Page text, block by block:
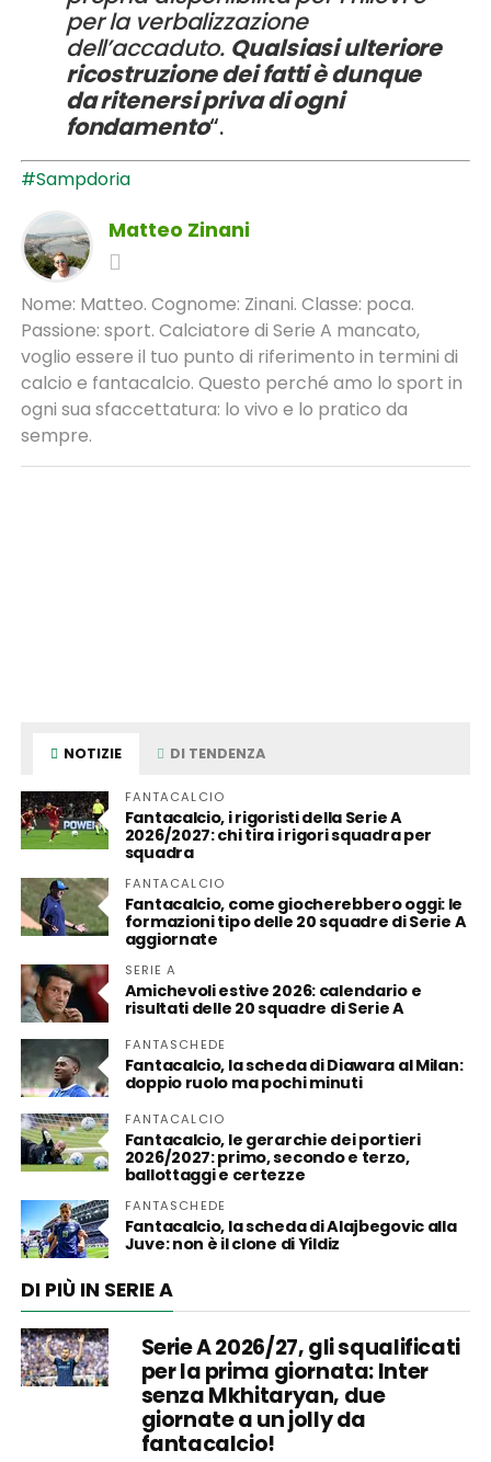
per la verbalizzazione
dell’accaduto. Qualsiasi ulteriore
ricostruzione dei fatti è dunque
da ritenersi priva di ogni
fondamento“.
#Sampdoria
Matteo Zinani
Nome: Matteo. Cognome: Zinani. Classe: poca.
Passione: sport. Calciatore di Serie A mancato,
voglio essere il tuo punto di riferimento in termini di
calcio e fantacalcio. Questo perché amo lo sport in
ogni sua sfaccettatura: lo vivo e lo pratico da
sempre.
NOTIZIE DI TENDENZA
FANTACALCIO
Fantacalcio, i rigoristi della Serie A
2026/2027: chi tira i rigori squadra per
squadra
FANTACALCIO
Fantacalcio, come giocherebbero oggi: le
formazioni tipo delle 20 squadre di Serie A
aggiornate
SERIE A
Amichevoli estive 2026: calendario e
risultati delle 20 squadre di Serie A
FANTASCHEDE
Fantacalcio, la scheda di Diawara al Milan:
doppio ruolo ma pochi minuti
FANTACALCIO
Fantacalcio, le gerarchie dei portieri
2026/2027: primo, secondo e terzo,
ballottaggi e certezze
FANTASCHEDE
Fantacalcio, la scheda di Alajbegovic alla
Juve: non è il clone di Yildiz
DI PIÙ IN SERIE A
Serie A 2026/27, gli squalificati
per la prima giornata: Inter
senza Mkhitaryan, due
giornate a un jolly da
fantacalcio!